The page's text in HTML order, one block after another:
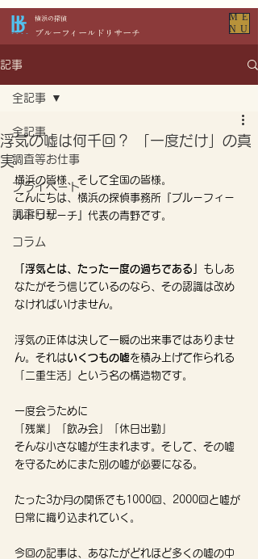
​横浜の探偵
​ブルーフィールドリサーチ
ME
NU
記事
全記事
調査等お仕事
プライベート
調査日記
コラム
全記事
浮気の嘘は何千回？ 「一度だけ」の真
実
​横浜の皆様、そして全国の皆様。
こんにちは、横浜の探偵事務所『ブルーフィー
ルドリサーチ』代表の青野です。
「浮気とは、たった一度の過ちである」 もしあ
なたがそう信じているのなら、その認識は改め
なければいけません。
浮気の正体は決して一瞬の出来事ではありませ
ん。それはいくつもの嘘を積み上げて作られる
「二重生活」という名の構造物です。
一度会うために
「残業」「飲み会」「休日出勤」
そんな小さな嘘が生まれます。そして、その嘘
を守るためにまた別の嘘が必要になる。
たった3か月の関係でも1000回、2000回と嘘が
日常に織り込まれていく。
今回の記事は、あなたがどれほど多くの嘘の中